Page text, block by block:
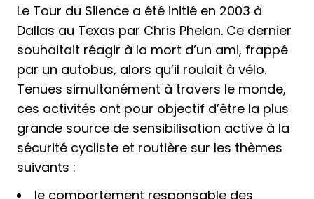
Le Tour du Silence a été initié en 2003 à
Dallas au Texas par Chris Phelan. Ce dernier
souhaitait réagir à la mort d’un ami, frappé
par un autobus, alors qu’il roulait à vélo.
Tenues simultanément à travers le monde,
ces activités ont pour objectif d’être la plus
grande source de sensibilisation active à la
sécurité cycliste et routière sur les thèmes
suivants :
le comportement responsable des